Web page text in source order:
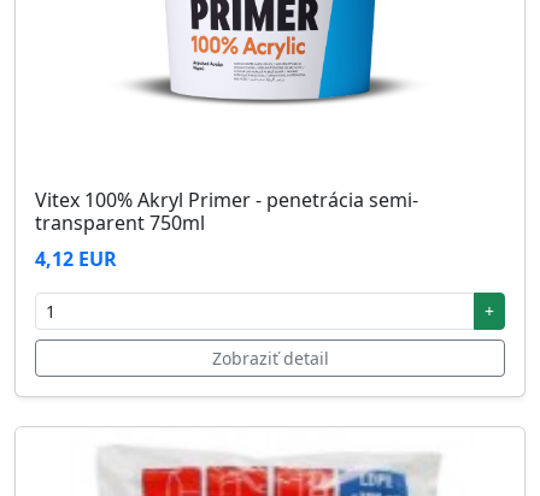
Vitex 100% Akryl Primer - penetrácia semi-
transparent 750ml
4,12 EUR
+
Zobraziť detail